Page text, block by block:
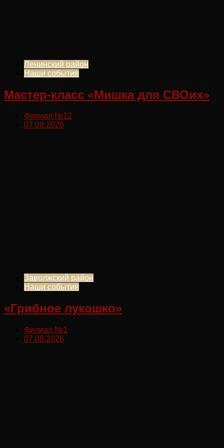
Ленинский район
Наши события
Мастер-класс «Мишка для СВОих»
Филиал №12
07.08.2026
Заволжский район
Наши события
«Грибное лукошко»
Филиал №1
07.08.2026